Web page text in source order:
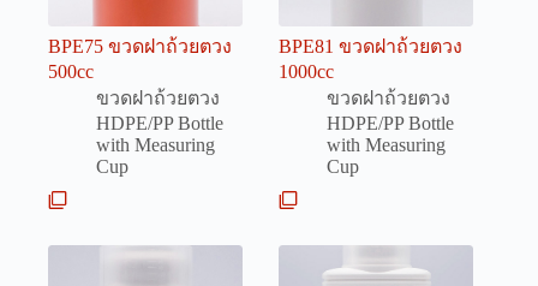
BPE75 ขวดฝาถ้วยตวง
500cc
ขวดฝาถ้วยตวง
HDPE/PP Bottle
with Measuring
Cup
BPE81 ขวดฝาถ้วยตวง
1000cc
ขวดฝาถ้วยตวง
HDPE/PP Bottle
with Measuring
Cup